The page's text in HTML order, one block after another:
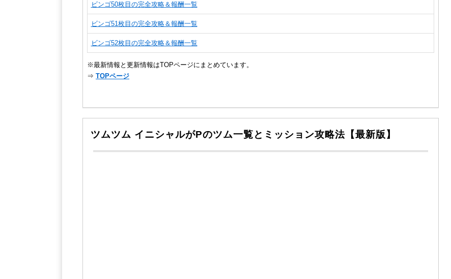
ビンゴ50枚目の完全攻略＆報酬一覧
ビンゴ51枚目の完全攻略＆報酬一覧
ビンゴ52枚目の完全攻略＆報酬一覧
※最新情報と更新情報はTOPページにまとめています。
⇒ TOPページ
ツムツム イニシャルがPのツム一覧とミッション攻略法【最新版】